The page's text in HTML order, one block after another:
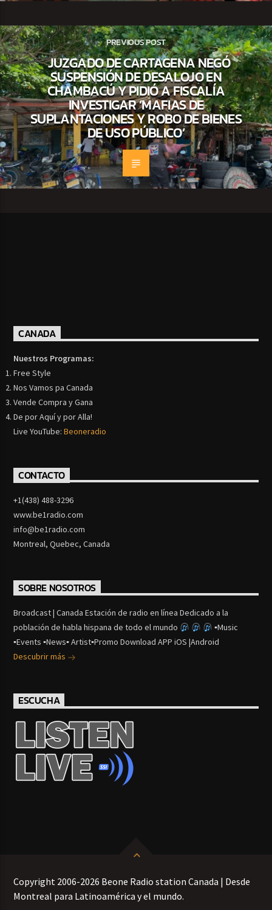
PREVIOUS POST
JUZGADO DE CARTAGENA NEGÓ
SUSPENSIÓN DE DESALOJO EN
CHAMBACÚ Y PIDIÓ A FISCALÍA
INVESTIGAR ‘MAFIAS DE
SUPLANTACIONES Y ROBO DE BIENES
DE USO PÚBLICO’
CANADA
Nuestros Programas:
Free Style
Nos Vamos pa Canada
Vende Compra y Gana
De por Aquí y por Alla!
Live YouTube:Beoneradio
CONTACTO
+1(438) 488-3296
www.be1radio.com
info@be1radio.com
Montreal, Quebec, Canada
SOBRE NOSOTROS
Broadcast | Canada Estación de radio en línea Dedicado a la
población de habla hispana de todo el mundo
▪Music
▪Events ▪News▪ Artist▪Promo Download APP iOS |Android
Descubrir más
ESCUCHA
Copyright 2006-2026 Beone Radio station Canada | Desde
Montreal para Latinoamérica y el mundo.